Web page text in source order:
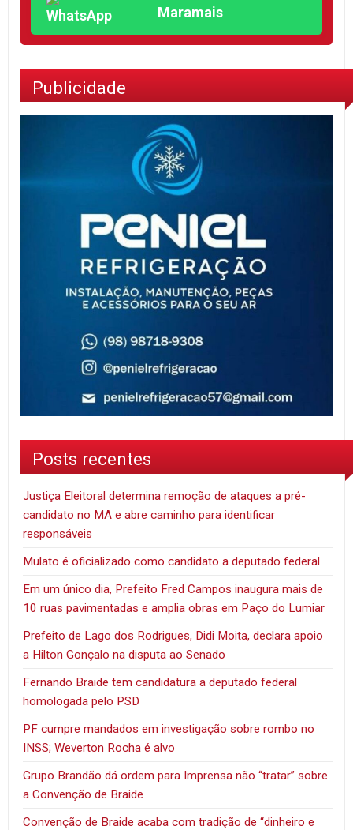
Maramais
Publicidade
Posts recentes
Justiça Eleitoral determina remoção de ataques a pré-
candidato no MA e abre caminho para identificar
responsáveis
Mulato é oficializado como candidato a deputado federal
Em um único dia, Prefeito Fred Campos inaugura mais de
10 ruas pavimentadas e amplia obras em Paço do Lumiar
Prefeito de Lago dos Rodrigues, Didi Moita, declara apoio
a Hilton Gonçalo na disputa ao Senado
Fernando Braide tem candidatura a deputado federal
homologada pelo PSD
PF cumpre mandados em investigação sobre rombo no
INSS; Weverton Rocha é alvo
Grupo Brandão dá ordem para Imprensa não “tratar” sobre
a Convenção de Braide
Convenção de Braide acaba com tradição de “dinheiro e